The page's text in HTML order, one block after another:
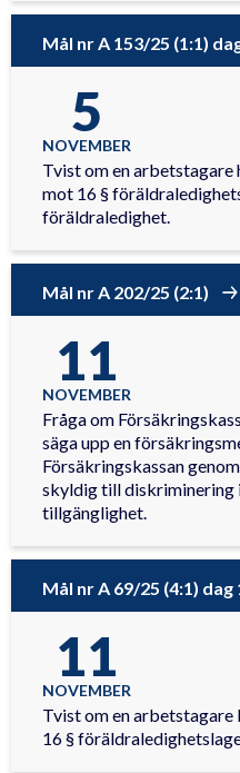
Mål nr A 153/25 (1:1)
5
NOVEMBER
Tvist om en
mot 16 §
föräldraledighet.
Mål nr A 202/25 (2:1)
11
NOVEMBER
Fråga om
säga upp en
Försäkringskassan
skyldig till diskriminering
tillgänglighet.
Mål nr A 69/25 (4:1) dag
11
NOVEMBER
Tvist om en
16 §